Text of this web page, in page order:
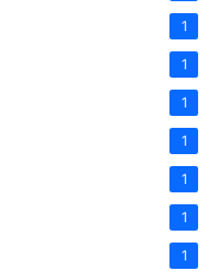
1
1
1
1
1
1
1